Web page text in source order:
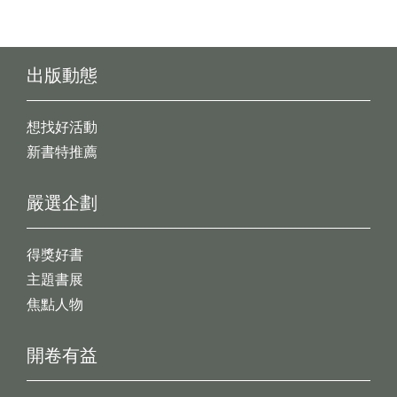
出版動態
想找好活動
新書特推薦
開卷有益
嚴選企劃
得獎好書
主題書展
焦點人物